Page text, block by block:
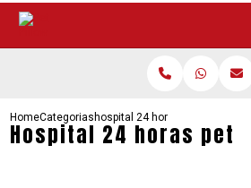
HomeCategorias hospital 24 horas pet
Hospital 24 horas pet